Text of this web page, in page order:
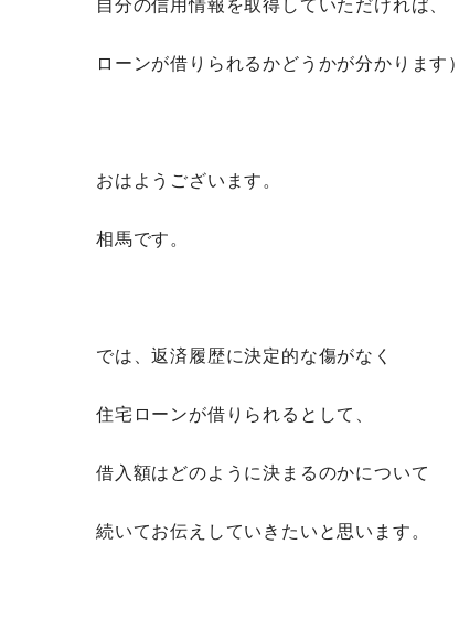
自分の信用情報を取得していただければ、
ローンが借りられるかどうかが分かります）
おはようございます。
相馬です。
では、返済履歴に決定的な傷がなく
住宅ローンが借りられるとして、
借入額はどのように決まるのかについて
続いてお伝えしていきたいと思います。